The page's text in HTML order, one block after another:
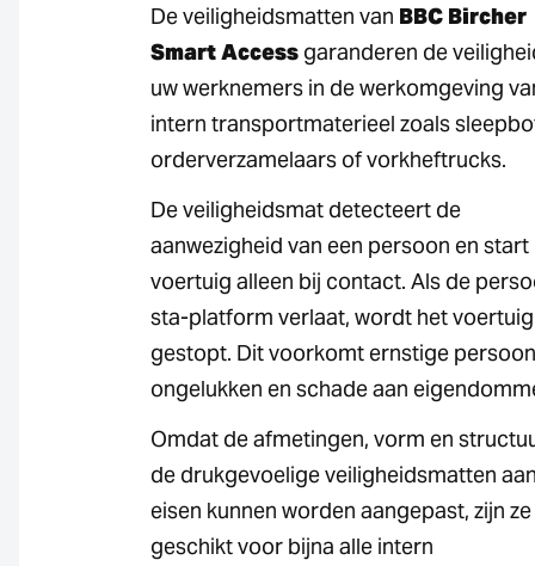
De veiligheidsmatten van BBC Bircher
Smart Access garanderen de
uw werknemers in de werkomgeving
intern transportmaterieel zoals
orderverzamelaars of vorkheftrucks.
De veiligheidsmat detecteert de
aanwezigheid van een persoon en start
voertuig alleen bij contact. Als de
sta-platform verlaat, wordt het voertuig
gestopt. Dit voorkomt ernstige
ongelukken en schade aan
Omdat de afmetingen, vorm en
de drukgevoelige veiligheidsmatten
eisen kunnen worden aangepast, zijn ze
geschikt voor bijna alle intern